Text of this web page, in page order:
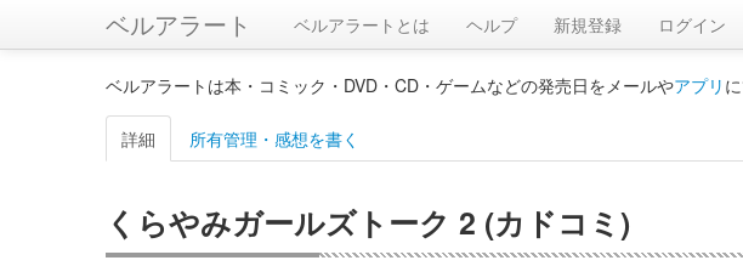
ベルアラート ベルアラートとは ヘルプ 新規登録 ログイン
ベルアラートは本・コミック・DVD・CD・ゲームなどの発売日をメールやアプリ
詳細 所有管理・感想を書く
くらやみガールズトーク 2 (カドコミ)